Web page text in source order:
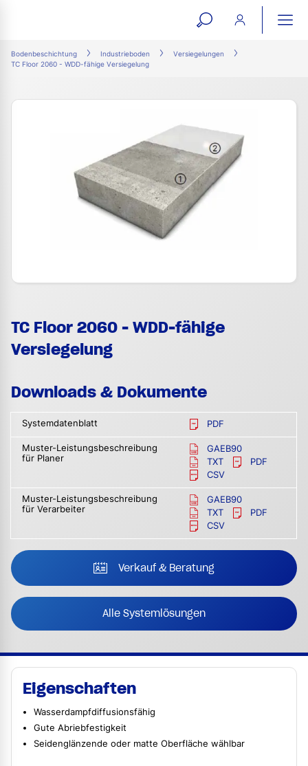
open
search
Bodenbeschichtung Industrieboden
Versiegelungen
TC Floor 2060 - WDD-fähige Versiegelung
TC Floor 2060 - WDD-fähige
Versiegelung
Downloads & Dokumente
Systemdatenblatt PDF
Muster-Leistungsbeschreibung
für Planer
GAEB90
TXT
PDF
CSV
Muster-Leistungsbeschreibung
für Verarbeiter
GAEB90
TXT
PDF
CSV
Verkauf & Beratung
Alle Systemlösungen
Eigenschaften
Wasserdampfdiffusionsfähig
Gute Abriebfestigkeit
Seidenglänzende oder matte Oberfläche wählbar